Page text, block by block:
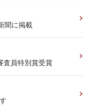
聞に掲載
査員特別賞受賞